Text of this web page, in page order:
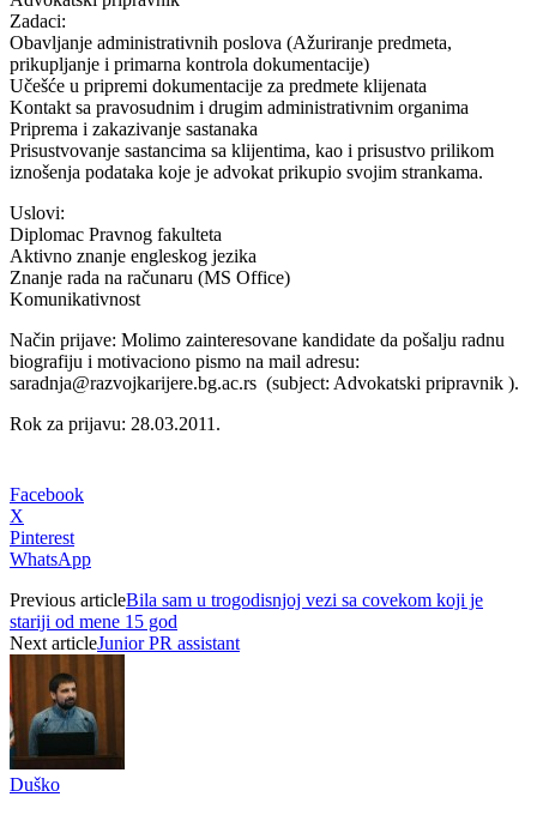
Zadaci:
Obavljanje administrativnih poslova (Ažuriranje predmeta,
prikupljanje i primarna kontrola dokumentacije)
Učešće u pripremi dokumentacije za predmete klijenata
Kontakt sa pravosudnim i drugim administrativnim organima
Priprema i zakazivanje sastanaka
Prisustvovanje sastancima sa klijentima, kao i prisustvo prilikom
iznošenja podataka koje je advokat prikupio svojim strankama.
Uslovi:
Diplomac Pravnog fakulteta
Aktivno znanje engleskog jezika
Znanje rada na računaru (MS Office)
Komunikativnost
Način prijave: Molimo zainteresovane kandidate da pošalju radnu
biografiju i motivaciono pismo na mail adresu:
saradnja@razvojkarijere.bg.ac.rs (subject: Advokatski pripravnik ).
Rok za prijavu: 28.03.2011.
Facebook
X
Pinterest
WhatsApp
Previous articleBila sam u trogodisnjoj vezi sa covekom koji je
stariji od mene 15 god
Next articleJunior PR assistant
Duško